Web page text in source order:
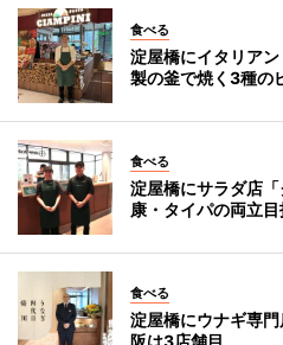
食べる
淀屋橋にイタリア
製の釜で焼く3種の
食べる
淀屋橋にサラダ店
康・タイパの両立
食べる
淀屋橋にウナギ専
阪は3店舗目